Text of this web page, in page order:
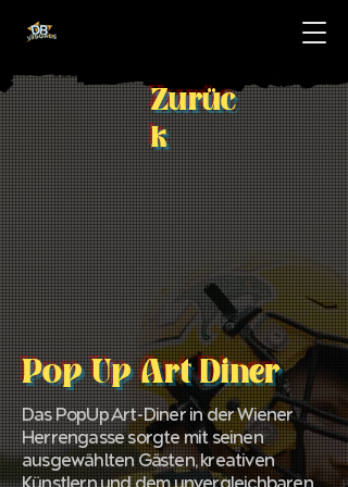
Zurüc
k
Pop Up Art Diner
Das PopUp Art-Diner in der Wiener
Herrengasse sorgte mit seinen
ausgewählten Gästen, kreativen